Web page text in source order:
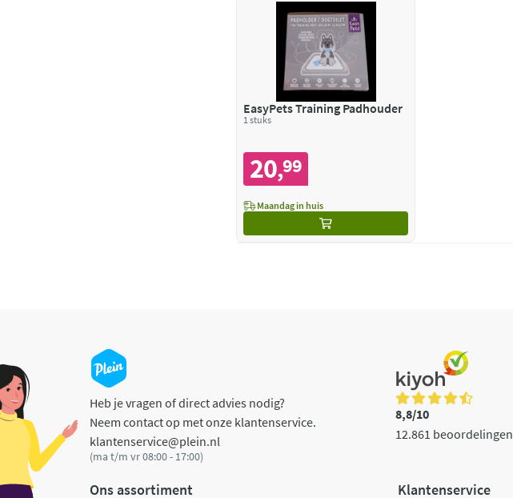
EasyPets Training Padhouder
1 stuks
20,99
Maandag in huis
Heb je vragen of direct advies nodig?
Neem contact op met onze klantenservice.
klantenservice@plein.nl
(ma t/m vr 08:00 - 17:00)
8,8/10
12.861 beoordelingen
Ons assortiment Klantenservice